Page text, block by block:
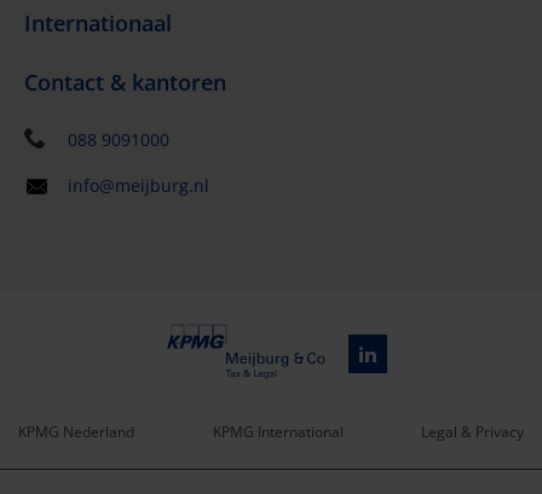
Internationaal
Contact & kantoren
088 9091000
info@meijburg.nl
KPMG Nederland KPMG International Legal & Privacy